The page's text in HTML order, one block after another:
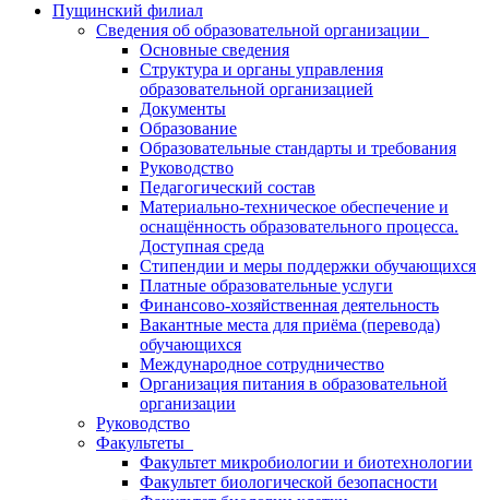
Пущинский филиал
Сведения об образовательной организации
Основные сведения
Структура и органы управления
образовательной организацией
Документы
Образование
Образовательные стандарты и требования
Руководство
Педагогический состав
Материально-техническое обеспечение и
оснащённость образовательного процесса.
Доступная среда
Стипендии и меры поддержки обучающихся
Платные образовательные услуги
Финансово-хозяйственная деятельность
Вакантные места для приёма (перевода)
обучающихся
Международное сотрудничество
Организация питания в образовательной
организации
Руководство
Факультеты
Факультет микробиологии и биотехнологии
Факультет биологической безопасности